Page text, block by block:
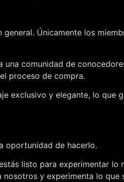
Únicamente los
comunidad de
proceso de compra.
exclusivo y elegante, lo que
oportunidad de hacerlo.
listo para experimentar
y experimenta lo